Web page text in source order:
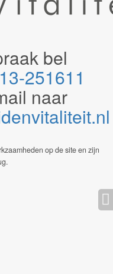
bel
251611
naar
op de site en zijn